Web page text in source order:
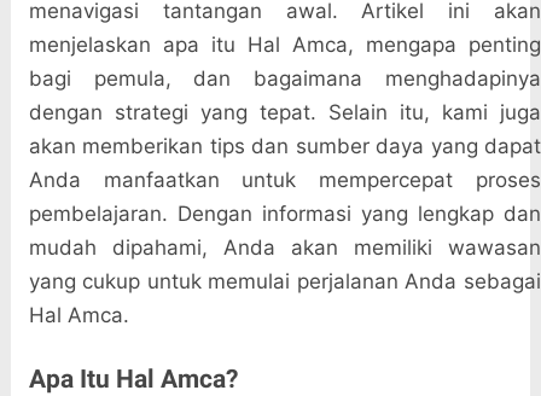
menavigasi tantangan awal. Artikel ini akan
menjelaskan apa itu Hal Amca, mengapa penting
bagi pemula, dan bagaimana menghadapinya
dengan strategi yang tepat. Selain itu, kami juga
akan memberikan tips dan sumber daya yang dapat
Anda manfaatkan untuk mempercepat proses
pembelajaran. Dengan informasi yang lengkap dan
mudah dipahami, Anda akan memiliki wawasan
yang cukup untuk memulai perjalanan Anda sebagai
Hal Amca.
Apa Itu Hal Amca?